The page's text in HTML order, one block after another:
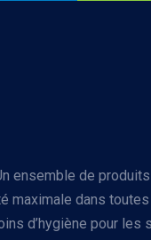
ensemble de
maximale dans
d’hygiène pour les